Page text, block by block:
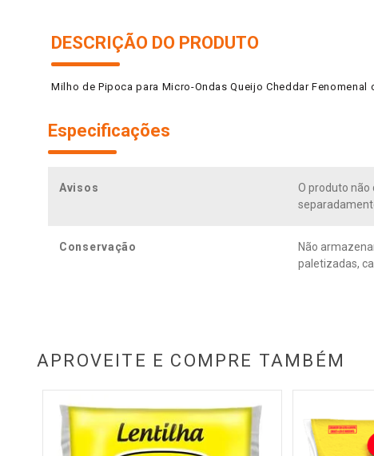
DESCRIÇÃO DO PRODUTO
Milho de Pipoca para Micro-Ondas Queijo Cheddar
Especificações
Avisos
O produto não
Conservação
Não
paletizadas,
APROVEITE E COMPRE TAMBÉM